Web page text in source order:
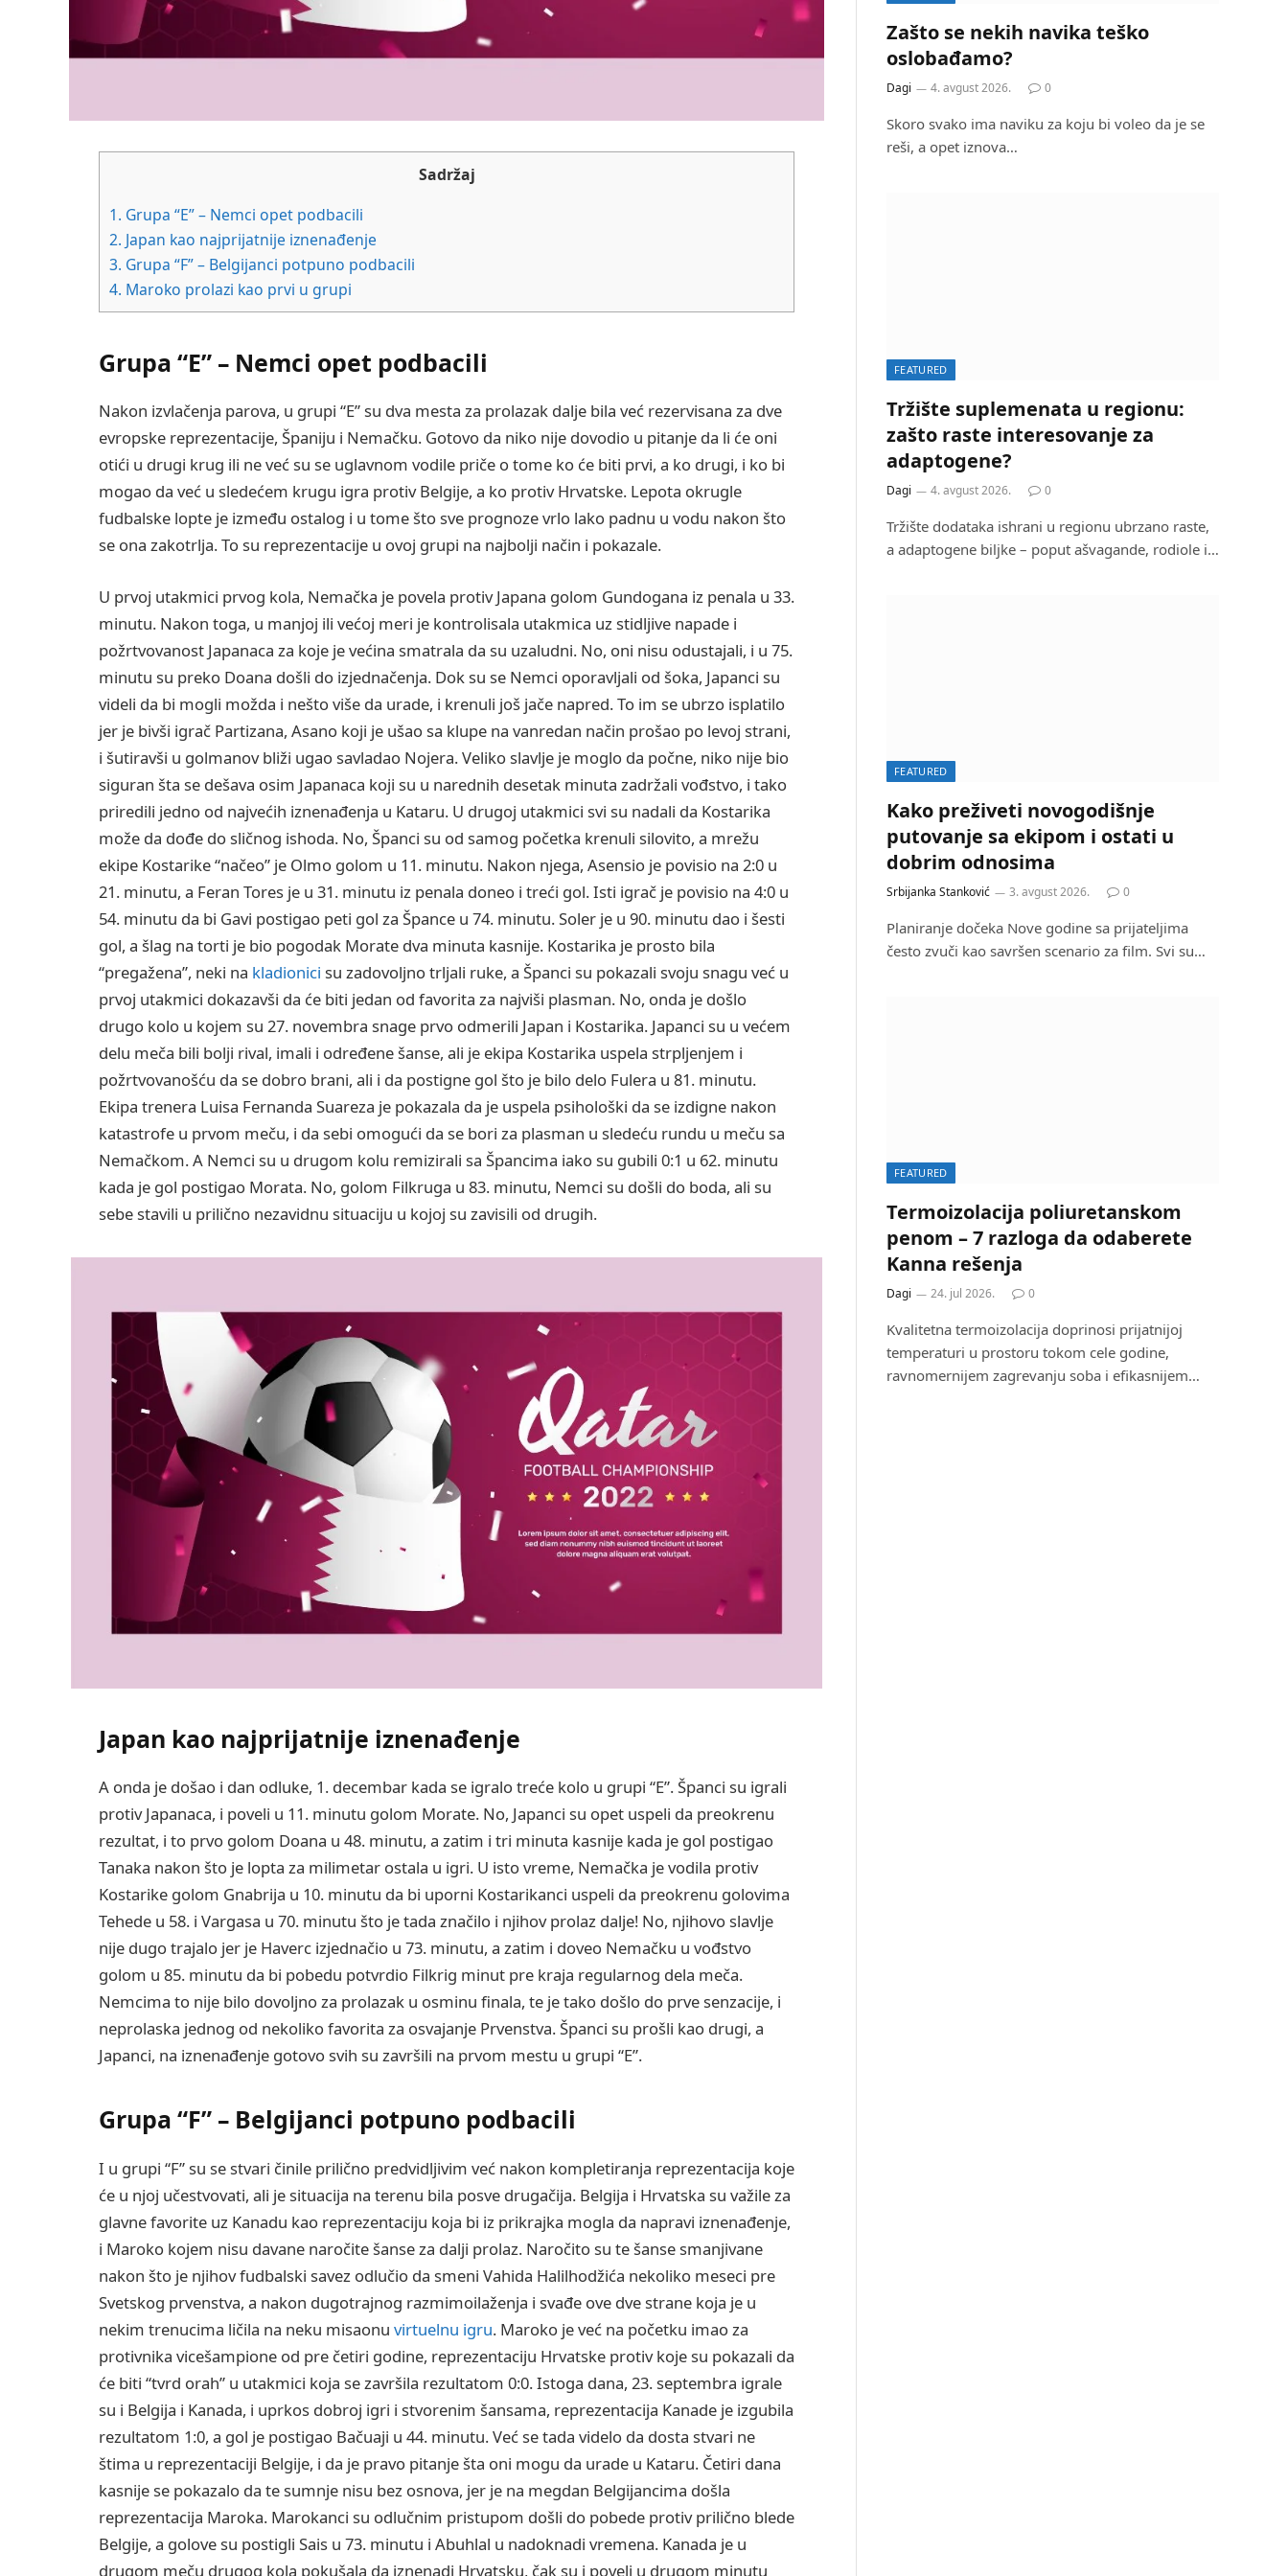
Sadržaj
1. Grupa “E” – Nemci opet podbacili
2. Japan kao najprijatnije iznenađenje
3. Grupa “F” – Belgijanci potpuno podbacili
4. Maroko prolazi kao prvi u grupi
Grupa “E” – Nemci opet podbacili
Nakon izvlačenja parova, u grupi “E” su dva mesta za prolazak dalje bila već rezervisana za dve
evropske reprezentacije, Španiju i Nemačku. Gotovo da niko nije dovodio u pitanje da li će oni
otići u drugi krug ili ne već su se uglavnom vodile priče o tome ko će biti prvi, a ko drugi, i ko bi
mogao da već u sledećem krugu igra protiv Belgije, a ko protiv Hrvatske. Lepota okrugle
fudbalske lopte je između ostalog i u tome što sve prognoze vrlo lako padnu u vodu nakon što
se ona zakotrlja. To su reprezentacije u ovoj grupi na najbolji način i pokazale.
U prvoj utakmici prvog kola, Nemačka je povela protiv Japana golom Gundogana iz penala u 33.
minutu. Nakon toga, u manjoj ili većoj meri je kontrolisala utakmica uz stidljive napade i
požrtvovanost Japanaca za koje je većina smatrala da su uzaludni. No, oni nisu odustajali, i u 75.
minutu su preko Doana došli do izjednačenja. Dok su se Nemci oporavljali od šoka, Japanci su
videli da bi mogli možda i nešto više da urade, i krenuli još jače napred. To im se ubrzo isplatilo
jer je bivši igrač Partizana, Asano koji je ušao sa klupe na vanredan način prošao po levoj strani,
i šutiravši u golmanov bliži ugao savladao Nojera. Veliko slavlje je moglo da počne, niko nije bio
siguran šta se dešava osim Japanaca koji su u narednih desetak minuta zadržali vođstvo, i tako
priredili jedno od najvećih iznenađenja u Kataru. U drugoj utakmici svi su nadali da Kostarika
može da dođe do sličnog ishoda. No, Španci su od samog početka krenuli silovito, a mrežu
ekipe Kostarike “načeo” je Olmo golom u 11. minutu. Nakon njega, Asensio je povisio na 2:0 u
21. minutu, a Feran Tores je u 31. minutu iz penala doneo i treći gol. Isti igrač je povisio na 4:0 u
54. minutu da bi Gavi postigao peti gol za Špance u 74. minutu. Soler je u 90. minutu dao i šesti
gol, a šlag na torti je bio pogodak Morate dva minuta kasnije. Kostarika je prosto bila
“pregažena”, neki na kladionici su zadovoljno trljali ruke, a Španci su pokazali svoju snagu već u
prvoj utakmici dokazavši da će biti jedan od favorita za najviši plasman. No, onda je došlo
drugo kolo u kojem su 27. novembra snage prvo odmerili Japan i Kostarika. Japanci su u većem
delu meča bili bolji rival, imali i određene šanse, ali je ekipa Kostarika uspela strpljenjem i
požrtvovanošću da se dobro brani, ali i da postigne gol što je bilo delo Fulera u 81. minutu.
Ekipa trenera Luisa Fernanda Suareza je pokazala da je uspela psihološki da se izdigne nakon
katastrofe u prvom meču, i da sebi omogući da se bori za plasman u sledeću rundu u meču sa
Nemačkom. A Nemci su u drugom kolu remizirali sa Špancima iako su gubili 0:1 u 62. minutu
kada je gol postigao Morata. No, golom Filkruga u 83. minutu, Nemci su došli do boda, ali su
sebe stavili u prilično nezavidnu situaciju u kojoj su zavisili od drugih.
Japan kao najprijatnije iznenađenje
A onda je došao i dan odluke, 1. decembar kada se igralo treće kolo u grupi “E”. Španci su igrali
protiv Japanaca, i poveli u 11. minutu golom Morate. No, Japanci su opet uspeli da preokrenu
rezultat, i to prvo golom Doana u 48. minutu, a zatim i tri minuta kasnije kada je gol postigao
Tanaka nakon što je lopta za milimetar ostala u igri. U isto vreme, Nemačka je vodila protiv
Kostarike golom Gnabrija u 10. minutu da bi uporni Kostarikanci uspeli da preokrenu golovima
Tehede u 58. i Vargasa u 70. minutu što je tada značilo i njihov prolaz dalje! No, njihovo slavlje
nije dugo trajalo jer je Haverc izjednačio u 73. minutu, a zatim i doveo Nemačku u vođstvo
golom u 85. minutu da bi pobedu potvrdio Filkrig minut pre kraja regularnog dela meča.
Nemcima to nije bilo dovoljno za prolazak u osminu finala, te je tako došlo do prve senzacije, i
neprolaska jednog od nekoliko favorita za osvajanje Prvenstva. Španci su prošli kao drugi, a
Japanci, na iznenađenje gotovo svih su završili na prvom mestu u grupi “E”.
Grupa “F” – Belgijanci potpuno podbacili
I u grupi “F” su se stvari činile prilično predvidljivim već nakon kompletiranja reprezentacija koje
će u njoj učestvovati, ali je situacija na terenu bila posve drugačija. Belgija i Hrvatska su važile za
glavne favorite uz Kanadu kao reprezentaciju koja bi iz prikrajka mogla da napravi iznenađenje,
i Maroko kojem nisu davane naročite šanse za dalji prolaz. Naročito su te šanse smanjivane
nakon što je njihov fudbalski savez odlučio da smeni Vahida Halilhodžića nekoliko meseci pre
Svetskog prvenstva, a nakon dugotrajnog razmimoilaženja i svađe ove dve strane koja je u
nekim trenucima ličila na neku misaonu virtuelnu igru. Maroko je već na početku imao za
protivnika vicešampione od pre četiri godine, reprezentaciju Hrvatske protiv koje su pokazali da
će biti “tvrd orah” u utakmici koja se završila rezultatom 0:0. Istoga dana, 23. septembra igrale
su i Belgija i Kanada, i uprkos dobroj igri i stvorenim šansama, reprezentacija Kanade je izgubila
rezultatom 1:0, a gol je postigao Bačuaji u 44. minutu. Već se tada videlo da dosta stvari ne
štima u reprezentaciji Belgije, i da je pravo pitanje šta oni mogu da urade u Kataru. Četiri dana
kasnije se pokazalo da te sumnje nisu bez osnova, jer je na megdan Belgijancima došla
reprezentacija Maroka. Marokanci su odlučnim pristupom došli do pobede protiv prilično blede
Belgije, a golove su postigli Sais u 73. minutu i Abuhlal u nadoknadi vremena. Kanada je u
drugom meču drugog kola pokušala da iznenadi Hrvatsku, čak su i poveli u drugom minutu
Zašto se nekih navika teško
oslobađamo?
Dagi 4. avgust 2026. 0
Skoro svako ima naviku za koju bi voleo da je se
reši, a opet iznova…
FEATURED
Tržište suplemenata u regionu:
zašto raste interesovanje za
adaptogene?
Dagi 4. avgust 2026. 0
Tržište dodataka ishrani u regionu ubrzano raste,
a adaptogene biljke – poput ašvagande, rodiole i…
FEATURED
Kako preživeti novogodišnje
putovanje sa ekipom i ostati u
dobrim odnosima
Srbijanka Stanković 3. avgust 2026. 0
Planiranje dočeka Nove godine sa prijateljima
često zvuči kao savršen scenario za film. Svi su…
FEATURED
Termoizolacija poliuretanskom
penom – 7 razloga da odaberete
Kanna rešenja
Dagi 24. jul 2026. 0
Kvalitetna termoizolacija doprinosi prijatnijoj
temperaturi u prostoru tokom cele godine,
ravnomernijem zagrevanju soba i efikasnijem…